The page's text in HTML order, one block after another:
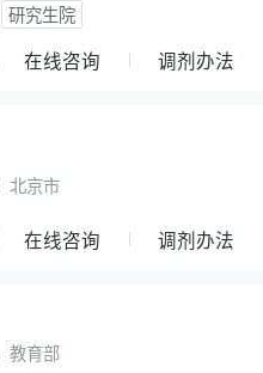
研究生院
在线咨询 调剂办法
北京市
在线咨询 调剂办法
教育部